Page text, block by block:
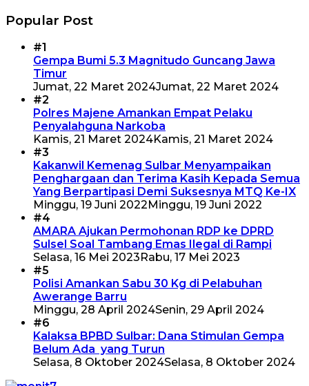
Popular Post
#1
Gempa Bumi 5.3 Magnitudo Guncang Jawa
Timur
Jumat, 22 Maret 2024Jumat, 22 Maret 2024
#2
Polres Majene Amankan Empat Pelaku
Penyalahguna Narkoba
Kamis, 21 Maret 2024Kamis, 21 Maret 2024
#3
Kakanwil Kemenag Sulbar Menyampaikan
Penghargaan dan Terima Kasih Kepada Semua
Yang Berpartipasi Demi Suksesnya MTQ Ke-IX
Minggu, 19 Juni 2022 Minggu, 19 Juni 2022
#4
AMARA Ajukan Permohonan RDP ke DPRD
Sulsel Soal Tambang Emas Ilegal di Rampi
Selasa, 16 Mei 2023 Rabu, 17 Mei 2023
#5
Polisi Amankan Sabu 30 Kg di Pelabuhan
Awerange Barru
Minggu, 28 April 2024Senin, 29 April 2024
#6
Kalaksa BPBD Sulbar: Dana Stimulan Gempa
Belum Ada yang Turun
Selasa, 8 Oktober 2024Selasa, 8 Oktober 2024